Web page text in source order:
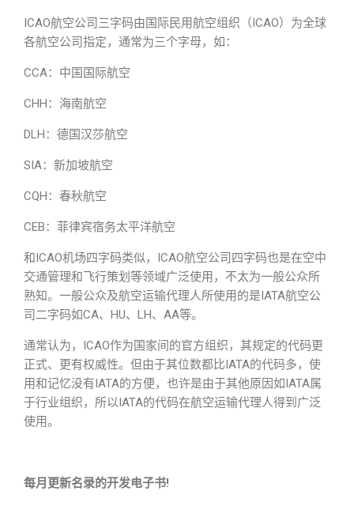
ICAO航空公司三字码由国际民用航空组织（ICAO）为全球
各航空公司指定，通常为三个字母，如：
CCA：中国国际航空
CHH：海南航空
DLH：德国汉莎航空
SIA：新加坡航空
CQH：春秋航空
CEB：菲律宾宿务太平洋航空
和ICAO机场四字码类似，ICAO航空公司四字码也是在空中
交通管理和飞行策划等领域广泛使用，不太为一般公众所
熟知。一般公众及航空运输代理人所使用的是IATA航空公
司二字码如CA、HU、LH、AA等。
通常认为，ICAO作为国家间的官方组织，其规定的代码更
正式、更有权威性。但由于其位数都比IATA的代码多，使
用和记忆没有IATA的方便，也许是由于其他原因如IATA属
于行业组织，所以IATA的代码在航空运输代理人得到广泛
使用。
每月更新名录的开发电子书!